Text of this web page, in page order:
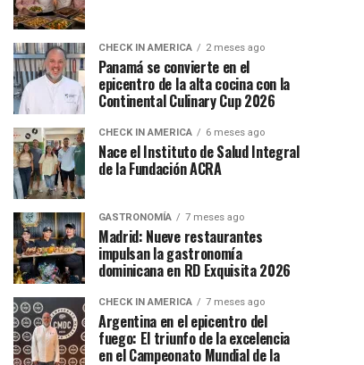
CHECK IN AMERICA 2 meses ago
Panamá se convierte en el
epicentro de la alta cocina con la
Continental Culinary Cup 2026
CHECK IN AMERICA 6 meses ago
Nace el Instituto de Salud Integral
de la Fundación ACRA
GASTRONOMÍA 7 meses ago
Madrid: Nueve restaurantes
impulsan la gastronomía
dominicana en RD Exquisita 2026
CHECK IN AMERICA 7 meses ago
Argentina en el epicentro del
fuego: El triunfo de la excelencia
en el Campeonato Mundial de la